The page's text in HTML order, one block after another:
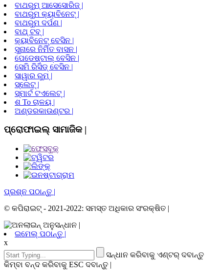
ବାଥରୁମ୍ ଆସେସୋରିଜ୍ |
ବାଥରୁମ କ୍ୟାବିନେଟ୍ |
ବାଥରୁମ ଦର୍ପଣ |
ବାଥ୍ ଟବ୍ |
କ୍ୟାବିନେଟ୍ ବେସିନ |
ସୁନାରେ ନିର୍ମିତ ବାସନ |
ପେଡେଷ୍ଟାଲ୍ ବେସିନ |
ସେମି ରିସିଡ୍ ବେସିନ |
ସାୱାର ରୁମ୍ |
ସ୍ଲେଟ୍ |
ସ୍ମାର୍ଟ ଟଏଲେଟ୍ |
ଶ To ଚାଳୟ |
ଅଣ୍ଡରକାଉଣ୍ଟର |
ପ୍ରୋଫାଇଲ୍ ସାମାଜିକ |
ପ୍ରଶ୍ନ ପଠାନ୍ତୁ |
© କପିରାଇଟ୍ - 2021-2022: ସମସ୍ତ ଅଧିକାର ସଂରକ୍ଷିତ |
ଇମେଲ୍ ପଠାନ୍ତୁ |
x
ସନ୍ଧାନ କରିବାକୁ ଏଣ୍ଟର୍ ଦବାନ୍ତୁ
କିମ୍ବା ବନ୍ଦ କରିବାକୁ ESC ଦବାନ୍ତୁ |